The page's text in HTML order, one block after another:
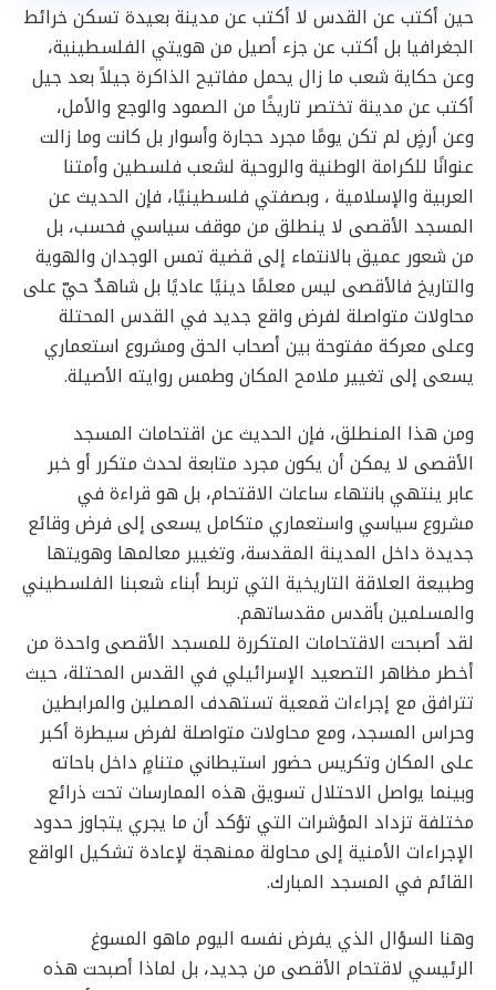
حين أكتب عن القدس لا أكتب عن مدينة بعيدة تسكن خرائط
الجغرافيا بل أكتب عن جزء أصيل من هويتي الفلسطينية،
وعن حكاية شعب ما زال يحمل مفاتيح الذاكرة جيلاً بعد جيل
أكتب عن مدينة تختصر تاريخًا من الصمود والوجع والأمل،
وعن أرضٍ لم تكن يومًا مجرد حجارة وأسوار بل كانت وما زالت
عنوانًا للكرامة الوطنية والروحية لشعب فلسطين وأمتنا
العربية والإسلامية ، وبصفتي فلسطينيًا، فإن الحديث عن
المسجد الأقصى لا ينطلق من موقف سياسي فحسب، بل
من شعور عميق بالانتماء إلى قضية تمس الوجدان والهوية
والتاريخ فالأقصى ليس معلمًا دينيًا عاديًا بل شاهدٌ حيّ على
محاولات متواصلة لفرض واقع جديد في القدس المحتلة
وعلى معركة مفتوحة بين أصحاب الحق ومشروع استعماري
يسعى إلى تغيير ملامح المكان وطمس روايته الأصيلة.
ومن هذا المنطلق، فإن الحديث عن اقتحامات المسجد
الأقصى لا يمكن أن يكون مجرد متابعة لحدث متكرر أو خبر
عابر ينتهي بانتهاء ساعات الاقتحام، بل هو قراءة في
مشروع سياسي واستعماري متكامل يسعى إلى فرض وقائع
جديدة داخل المدينة المقدسة، وتغيير معالمها وهويتها
وطبيعة العلاقة التاريخية التي تربط أبناء شعبنا الفلسطيني
والمسلمين بأقدس مقدساتهم.
لقد أصبحت الاقتحامات المتكررة للمسجد الأقصى واحدة من
أخطر مظاهر التصعيد الإسرائيلي في القدس المحتلة، حيث
تترافق مع إجراءات قمعية تستهدف المصلين والمرابطين
وحراس المسجد، ومع محاولات متواصلة لفرض سيطرة أكبر
على المكان وتكريس حضور استيطاني متنامٍ داخل باحاته
وبينما يواصل الاحتلال تسويق هذه الممارسات تحت ذرائع
مختلفة تزداد المؤشرات التي تؤكد أن ما يجري يتجاوز حدود
الإجراءات الأمنية إلى محاولة ممنهجة لإعادة تشكيل الواقع
القائم في المسجد المبارك.
وهنا السؤال الذي يفرض نفسه اليوم ماهو المسوغ
الرئيسي لاقتحام الأقصى من جديد، بل لماذا أصبحت هذه